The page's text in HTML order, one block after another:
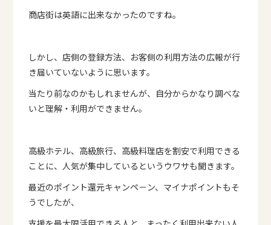
商店街は英語に出来なかったのですね。
しかし、店側の登録方法、お客側の利用方法の広報が行
き届いていないように思います。
当たり前なのかもしれませんが、自分からかなり調べな
いと理解・利用ができません。
高級ホテル、高級旅行、高級料理店を割安で利用できる
ことに、人気が集中しているというウワサも聞きます。
最近のポイント還元キャンペ－ン、マイナポイントもそ
うでしたが、